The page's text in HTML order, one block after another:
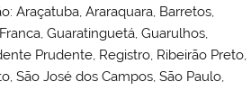
Araçatuba, Araraquara, Barretos,
Guaratinguetá, Guarulhos,
Prudente, Registro, Ribeirão Preto,
São José dos Campos, São Paulo,